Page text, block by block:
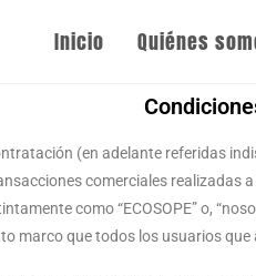
Inicio Quiénes
(en adelante referidas
comerciales realizadas
como “ECOSOPE” o,
marco que todos los usuarios que